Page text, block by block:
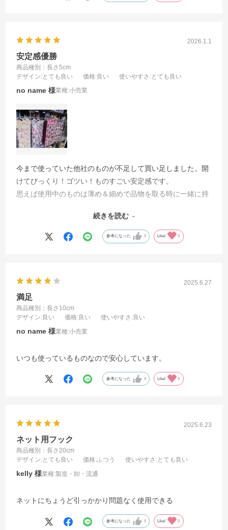
2026.1.1
安定感優勝
商品種別：長さ5cm
デザイン:とても良い 価格:良い 使いやすさ :とても良い
no name 業種:小売業
今まで使っていた他社のものが不足して買い足しました。開
けてびっくり！ゴツい！ものすごい安定感です。
思えば使用中のものは薄め＆細めで品物を取る時に一緒に持
トレスから解放されること間違いなし。
買ってみて良かったです。
続きを読む
参考になった 0 Like! 0
2025.6.27
満足
商品種別：長さ10cm
デザイン:良い 価格:良い 使いやすさ :良い
no name 業種:小売業
いつも使っているものなので安心しています。
参考になった 0 Like! 0
2025.6.23
ネット用フック
商品種別：長さ20cm
デザイン:とても良い 価格:ふつう 使いやすさ :とても良い
kelly 業種:製造・卸・流通
ネットにちょうど引っかかり問題なく使用できる
参考になった 0 Like! 0